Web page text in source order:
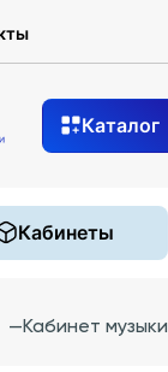
Каталог
Кабинеты
—Кабинет музыки